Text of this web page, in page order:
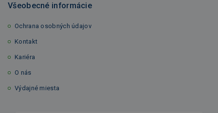
Všeobecné informácie
Ochrana osobných údajov
Kontakt
Kariéra
O nás
Výdajné miesta